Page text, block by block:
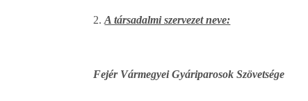
A társadalmi szervezet neve:
Fejér Vármegyei Gyáriparosok Szövetsége